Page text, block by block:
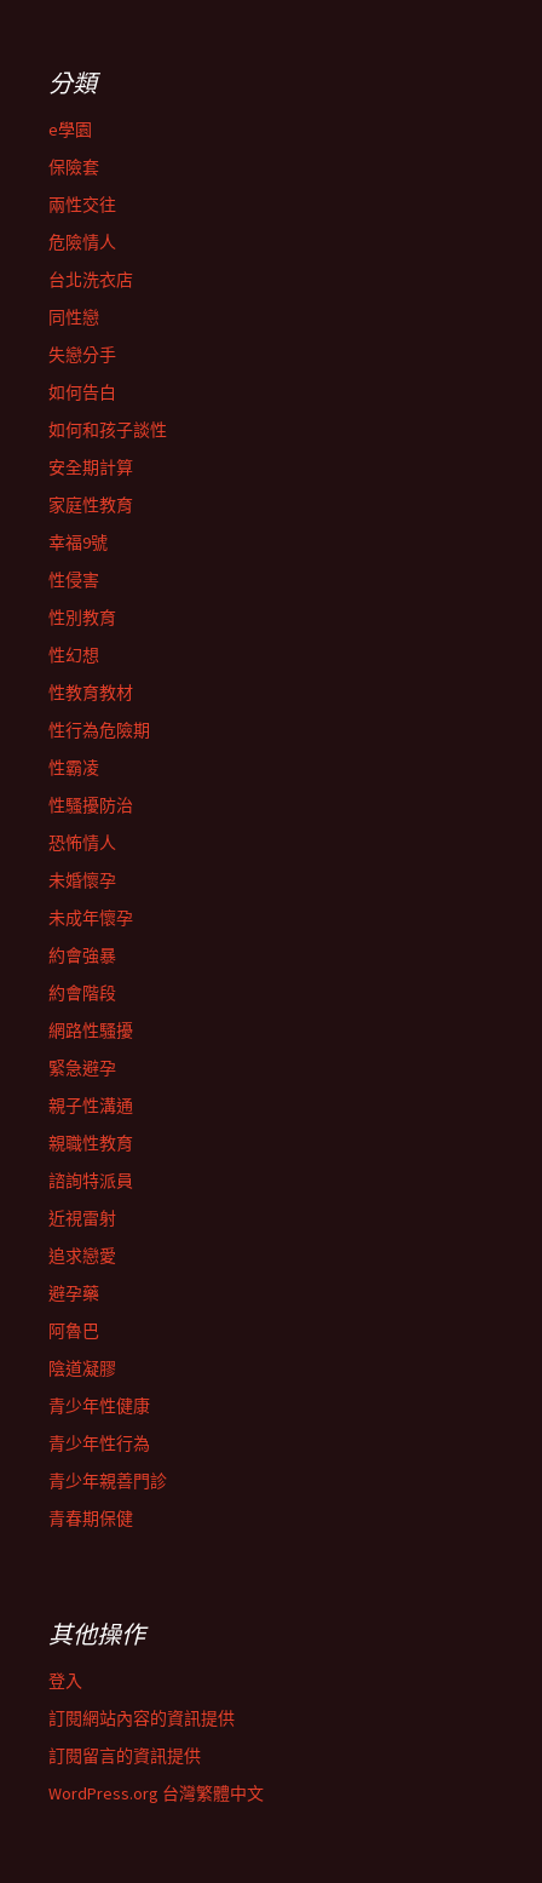
分類
e學園
保險套
兩性交往
危險情人
台北洗衣店
同性戀
失戀分手
如何告白
如何和孩子談性
安全期計算
家庭性教育
幸福9號
性侵害
性別教育
性幻想
性教育教材
性行為危險期
性霸凌
性騷擾防治
恐怖情人
未婚懷孕
未成年懷孕
約會強暴
約會階段
網路性騷擾
緊急避孕
親子性溝通
親職性教育
諮詢特派員
近視雷射
追求戀愛
避孕藥
阿魯巴
陰道凝膠
青少年性健康
青少年性行為
青少年親善門診
青春期保健
其他操作
登入
訂閱網站內容的資訊提供
訂閱留言的資訊提供
WordPress.org 台灣繁體中文